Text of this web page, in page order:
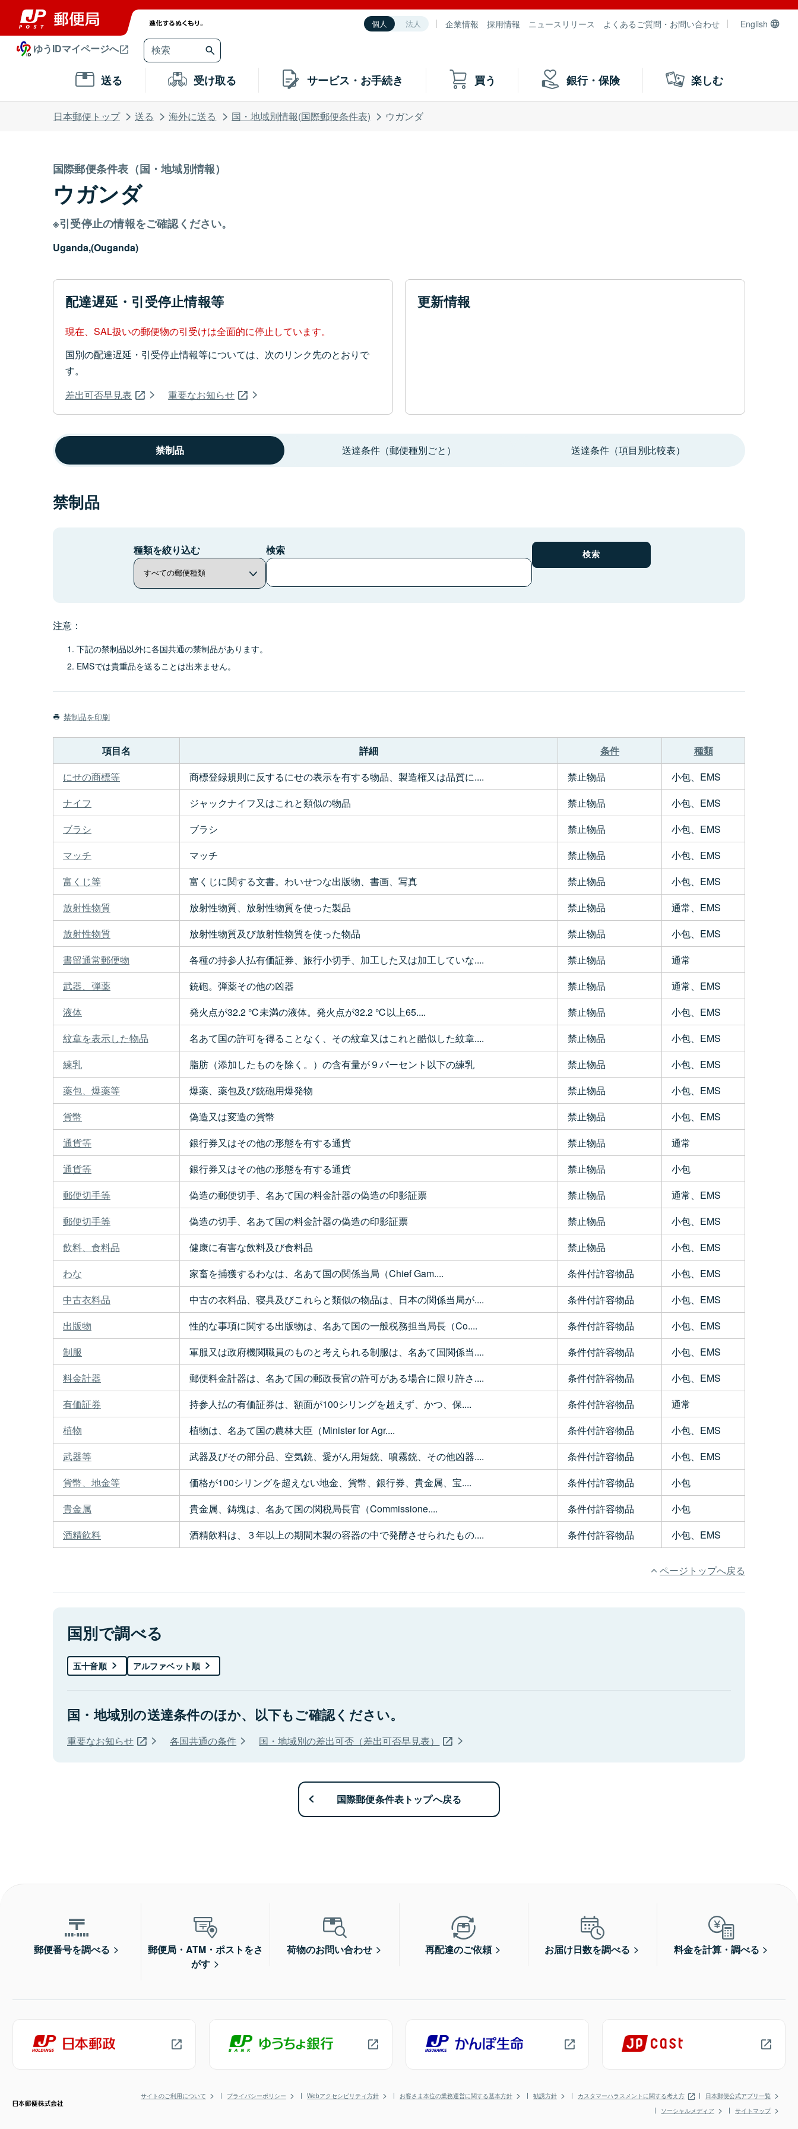
個人 法人 企業情報 採用情報 ニュースリリース よくあるご質問・お問い合わせ English
ゆうIDマイページへ
送る 受け取る サービス・お手続き 買う 銀行・保険 楽しむ
日本郵便トップ 送る 海外に送る 国・地域別情報(国際郵便条件表) ウガンダ
国際郵便条件表（国・地域別情報）
ウガンダ
※引受停止の情報をご確認ください。
Uganda,(Ouganda)
配達遅延・引受停止情報等
現在、SAL扱いの郵便物の引受けは全面的に停止しています。
国別の配達遅延・引受停止情報等については、次のリンク先のとおりで
す。
差出可否早見表
重要なお知らせ
更新情報
禁制品 送達条件（郵便種別ごと） 送達条件（項目別比較表）
禁制品
種類を絞り込む 検索
注意：
下記の禁制品以外に各国共通の禁制品があります。
EMSでは貴重品を送ることは出来ません。
禁制品を印刷
項目名 詳細 条件
種類
にせの商標等
商標登録規則に反するにせの表示を有する物品、製造権又は品質に.... 禁止物品
小包、EMS
ナイフ
ジャックナイフ又はこれと類似の物品 禁止物品
小包、EMS
ブラシ
ブラシ 禁止物品
小包、EMS
マッチ
マッチ 禁止物品
小包、EMS
富くじ等
富くじに関する文書。わいせつな出版物、書画、写真 禁止物品
小包、EMS
放射性物質
放射性物質、放射性物質を使った製品 禁止物品
通常、EMS
放射性物質
放射性物質及び放射性物質を使った物品 禁止物品
小包、EMS
書留通常郵便物
各種の持参人払有価証券、旅行小切手、加工した又は加工していな.... 禁止物品
通常
武器、弾薬
銃砲。弾薬その他の凶器 禁止物品
通常、EMS
液体
発火点が32.2 ℃未満の液体。発火点が32.2 ℃以上65.... 禁止物品
小包、EMS
紋章を表示した物品
名あて国の許可を得ることなく、その紋章又はこれと酷似した紋章.... 禁止物品
小包、EMS
練乳
脂肪（添加したものを除く。）の含有量が９パーセント以下の練乳 禁止物品
小包、EMS
薬包、爆薬等
爆薬、薬包及び銃砲用爆発物 禁止物品
小包、EMS
貨幣
偽造又は変造の貨幣 禁止物品
小包、EMS
通貨等
銀行券又はその他の形態を有する通貨 禁止物品
通常
通貨等
銀行券又はその他の形態を有する通貨 禁止物品
小包
郵便切手等
偽造の郵便切手、名あて国の料金計器の偽造の印影証票 禁止物品
通常、EMS
郵便切手等
偽造の切手、名あて国の料金計器の偽造の印影証票 禁止物品
小包、EMS
飲料、食料品
健康に有害な飲料及び食料品 禁止物品
小包、EMS
わな
家畜を捕獲するわなは、名あて国の関係当局（Chief Gam.... 条件付許容物品
小包、EMS
中古衣料品
中古の衣料品、寝具及びこれらと類似の物品は、日本の関係当局が.... 条件付許容物品
小包、EMS
出版物
性的な事項に関する出版物は、名あて国の一般税務担当局長（Co.... 条件付許容物品
小包、EMS
制服
軍服又は政府機関職員のものと考えられる制服は、名あて国関係当.... 条件付許容物品
小包、EMS
料金計器
郵便料金計器は、名あて国の郵政長官の許可がある場合に限り許さ.... 条件付許容物品
小包、EMS
有価証券
持参人払の有価証券は、額面が100シリングを超えず、かつ、保.... 条件付許容物品
通常
植物
植物は、名あて国の農林大臣（Minister for Agr.... 条件付許容物品
小包、EMS
武器等
武器及びその部分品、空気銃、愛がん用短銃、噴霧銃、その他凶器.... 条件付許容物品
小包、EMS
貨幣、地金等
価格が100シリングを超えない地金、貨幣、銀行券、貴金属、宝.... 条件付許容物品
小包
貴金属
貴金属、鋳塊は、名あて国の関税局長官（Commissione.... 条件付許容物品
小包
酒精飲料
酒精飲料は、３年以上の期間木製の容器の中で発酵させられたもの.... 条件付許容物品 小包、EMS
ページトップへ戻る
国別で調べる
五十音順 アルファベット順
国・地域別の送達条件のほか、以下もご確認ください。
重要なお知らせ 各国共通の条件 国・地域別の差出可否（差出可否早見表）
国際郵便条件表トップへ戻る
郵便番号を調べる
郵便局・ATM・ポストをさ
がす
荷物のお問い合わせ 再配達のご依頼 お届け日数を調べる 料金を計算・調べる
サイトのご利用について プライバシーポリシー Webアクセシビリティ方針 お客さま本位の業務運営に関する基本方針 勧誘方針 カスタマーハラスメントに関する考え方
日本郵便公式アプリ一覧
ソーシャルメディア
サイトマップ